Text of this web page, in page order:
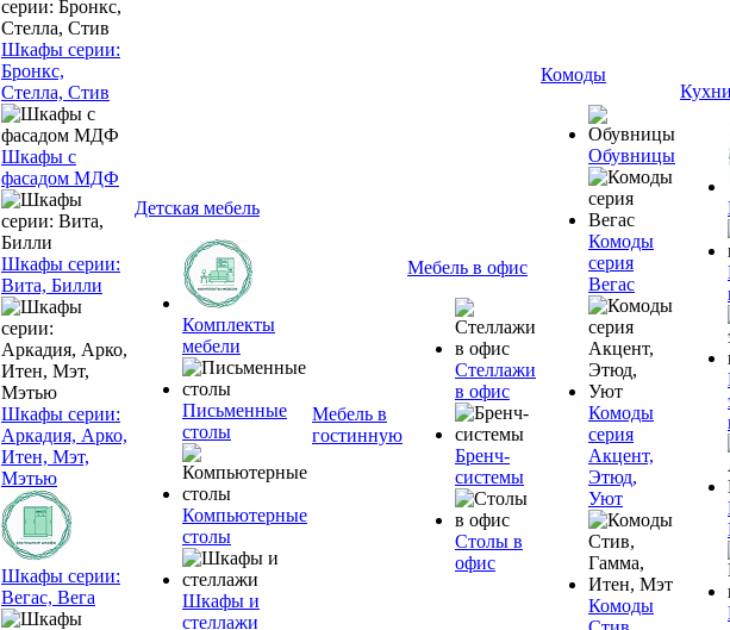
Шкафы серии:
Бронкс,
Стелла, Стив
Шкафы с
фасадом МДФ
Шкафы серии:
Вита, Билли
Шкафы серии:
Аркадия, Арко,
Итен, Мэт,
Мэтью
Шкафы серии:
Вегас, Вега
Детская мебель
Комплекты
мебели
Письменные
столы
Компьютерные
столы
Шкафы и
стеллажи
Мебель в
гостинную
Мебель в офис
Стеллажи
в офис
Бренч-
системы
Столы в
офис
Комоды
Обувницы
Комоды
серия
Вегас
Комоды
серия
Акцент,
Этюд,
Уют
Комоды